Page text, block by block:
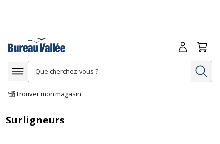
Afficher la navigation
Trouver mon magasin
Me
Surligneurs